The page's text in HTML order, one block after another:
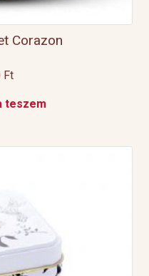
Corazon
Ft
teszem